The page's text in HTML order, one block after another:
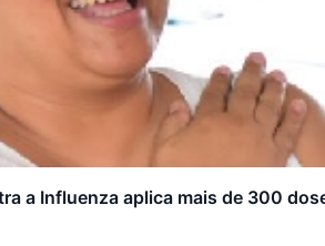
a Influenza aplica mais de 300